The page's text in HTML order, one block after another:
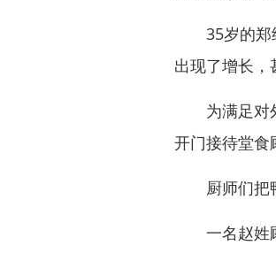
35岁的郑经
出现了增长，
为满足对外
开门接待堂食
厨师们把鸭
一名赵姓顾